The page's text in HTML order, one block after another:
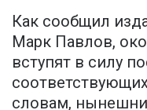
Как сообщил
Марк Павлов,
вступят в силу
словам,